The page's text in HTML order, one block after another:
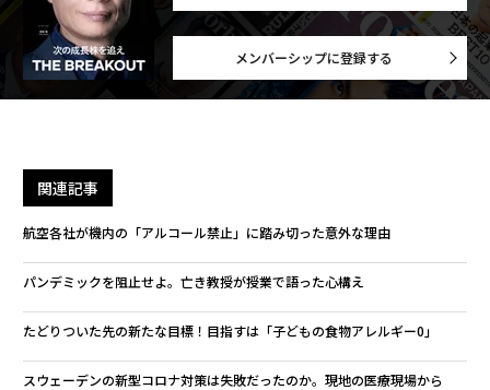
メンバーシップに登録する
関連記事
航空各社が機内の「アルコール禁止」に踏み切った意外な理由
パンデミックを阻止せよ。亡き教授が授業で語った心構え
たどりついた先の新たな目標！目指すは「子どもの食物アレルギー0」
スウェーデンの新型コロナ対策は失敗だったのか。現地の医療現場から